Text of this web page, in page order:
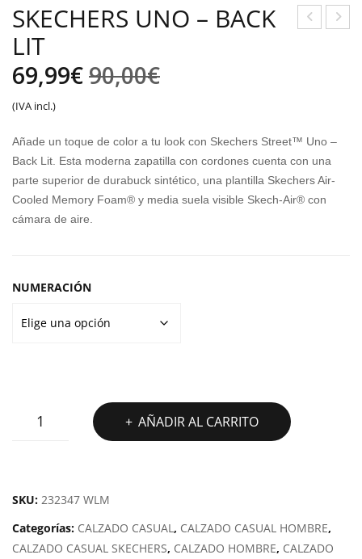
HIO
NIN
SU
SKECHERS UNO – BACK
LIT
90,00€El
original
era:
90,00€.
69,99€
El
actual
es:
69,99€.
(IVA incl.)
Añade un toque de color a tu look con Skechers Street™ Uno –
Back Lit. Esta moderna zapatilla con cordones cuenta con una
parte superior de durabuck sintético, una plantilla Skechers Air-
Cooled Memory Foam® y media suela visible Skech-Air® con
cámara de aire.
NUMERACIÓN
SKECHERS
LIT
AÑADIR AL CARRITO
SKU: 232347 WLM
Categorías: CALZADO CASUAL, CALZADO CASUAL HOMBRE,
CALZADO CASUAL SKECHERS, CALZADO HOMBRE, CALZADO